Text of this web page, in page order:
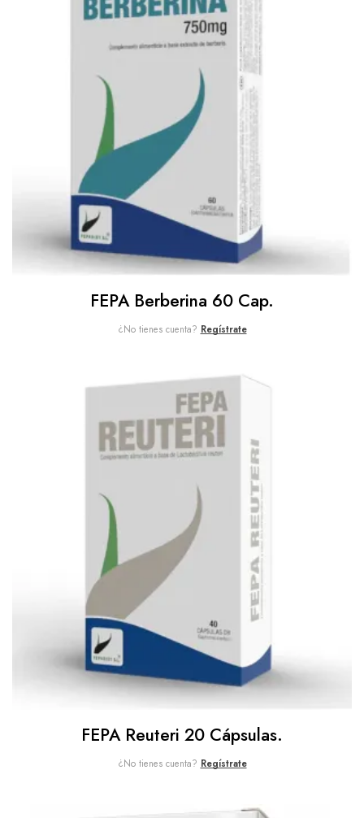
FEPA Berberina 60 Cap.
¿No tienes cuenta? Regístrate
FEPA Reuteri 20 Cápsulas.
¿No tienes cuenta? Regístrate